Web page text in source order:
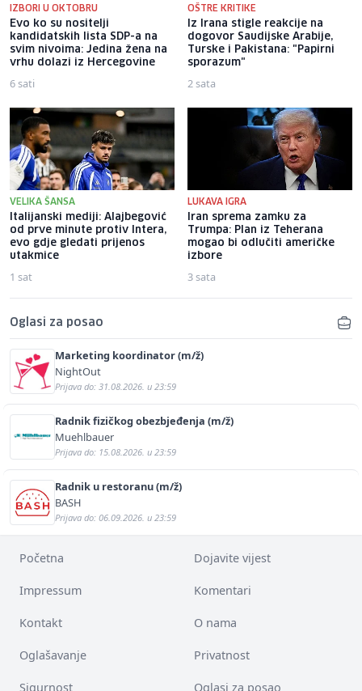
IZBORI U OKTOBRU
Evo ko su nositelji
kandidatskih lista SDP-a na
svim nivoima: Jedina žena na
vrhu dolazi iz Hercegovine
6 sati
OŠTRE KRITIKE
Iz Irana stigle reakcije na
dogovor Saudijske Arabije,
Turske i Pakistana: "Papirni
sporazum"
2 sata
VELIKA ŠANSA
Italijanski mediji: Alajbegović
od prve minute protiv Intera,
evo gdje gledati prijenos
utakmice
1 sat
LUKAVA IGRA
Iran sprema zamku za
Trumpa: Plan iz Teherana
mogao bi odlučiti američke
izbore
3 sata
Oglasi za posao
Marketing koordinator (m/ž)
NightOut
Prijava do: 31.08.2026. u 23:59
Radnik fizičkog obezbjeđenja (m/ž)
Muehlbauer
Prijava do: 15.08.2026. u 23:59
Radnik u restoranu (m/ž)
BASH
Prijava do: 06.09.2026. u 23:59
Početna Dojavite vijest
Impressum Komentari
Kontakt O nama
Oglašavanje Privatnost
Sigurnost Oglasi za posao